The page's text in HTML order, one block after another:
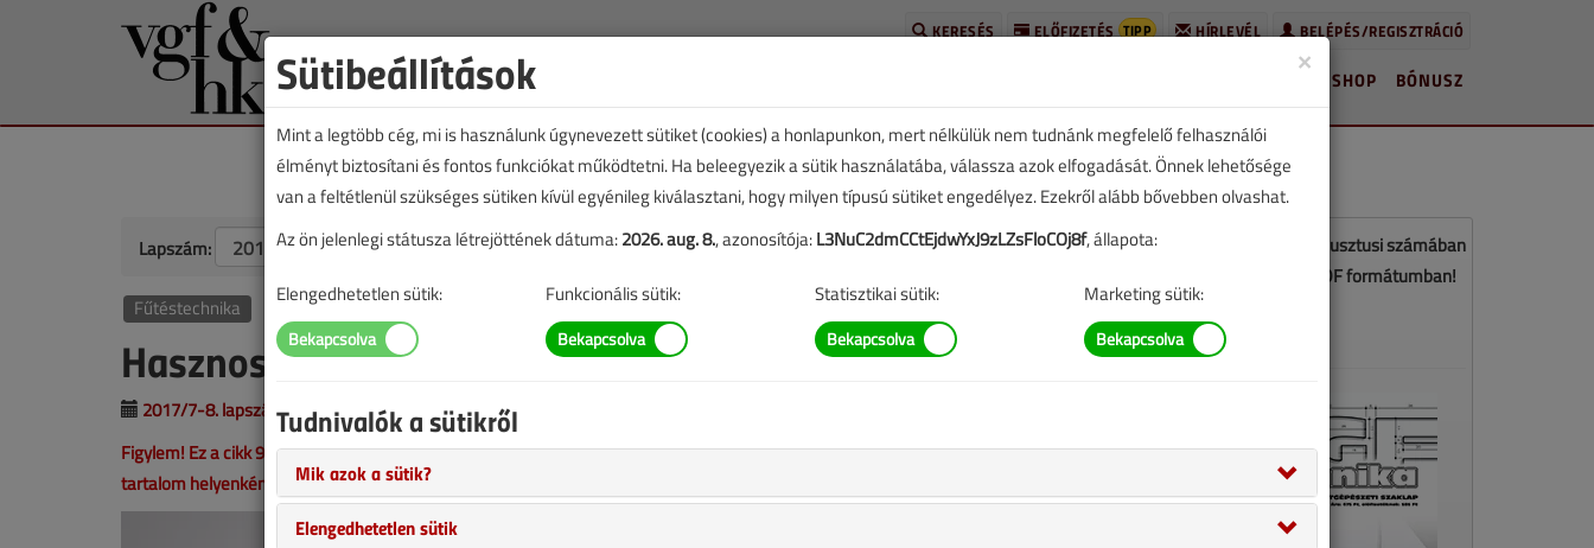
BELÉPÉS/REGISZTRÁCIÓ
HÍRLEVÉL
ELŐFIZETÉS TIPP
KERESÉS
BÓNUSZ
SHOP
Lapszám: TARTALOM
Fűtéstechnika
Hasznos segédlet gázkészülékek telepítéséhez
2017/7-8. lapszám| Fazakas Miklós |
2055 |
Figylem! Ez a cikk 9 éve frissült utoljára. A benne szereplő információk mára aktualitásukat veszíthették, valamint a
tartalom helyenként hiányos lehet (képek, táblázatok stb.).
Ez a cikk a VGF&HKL 2017. július-augusztusi számában
jelent meg. Töltse le a lapszámot PDF formátumban!
×
Sütibeállítások
Mint a legtöbb cég, mi is használunk úgynevezett sütiket (cookies) a honlapunkon, mert nélkülük nem tudnánk megfelelő felhasználói
élményt biztosítani és fontos funkciókat működtetni. Ha beleegyezik a sütik használatába, válassza azok elfogadását. Önnek lehetősége
van a feltétlenül szükséges sütiken kívül egyénileg kiválasztani, hogy milyen típusú sütiket engedélyez. Ezekről alább bővebben olvashat.
Az ön jelenlegi státusza létrejöttének dátuma:2026. aug. 8., azonosítója:L3NuC2dmCCtEjdwYxJ9zLZsFloCOj8f, állapota:
Elengedhetetlen sütik: Funkcionális sütik: Statisztikai sütik: Marketing sütik:
Tudnivalók a sütikről
Mik azok a sütik?
Elengedhetetlen sütik